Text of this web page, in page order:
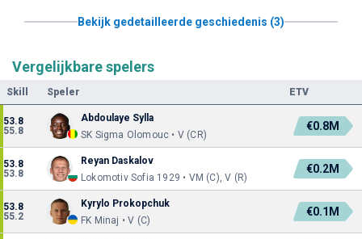
Bekijk gedetailleerde geschiedenis (3)
Vergelijkbare spelers
Skill Speler ETV
53.8
55.8
Abdoulaye Sylla
SK Sigma Olomouc • V (CR)
€0.8M
53.8
53.8
Reyan Daskalov
Lokomotiv Sofia 1929 • VM (C), V (R)
€0.2M
53.8
55.2
Kyrylo Prokopchuk
FK Minaj • V (C)
€0.1M